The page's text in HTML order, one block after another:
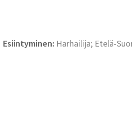
Esiintyminen:Harhailija; Etelä-